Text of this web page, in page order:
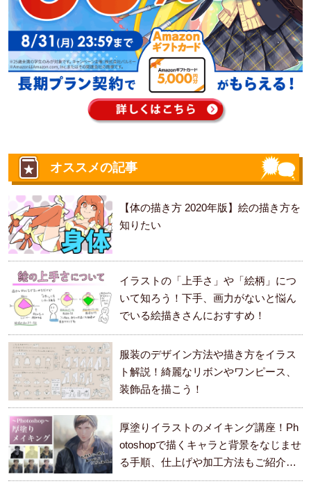
オススメの記事
【体の描き方 2020年版】絵の描き方を
知りたい
イラストの「上手さ」や「絵柄」につ
いて知ろう！下手、画力がないと悩ん
でいる絵描きさんにおすすめ！
服装のデザイン方法や描き方をイラス
ト解説！綺麗なリボンやワンピース、
装飾品を描こう！
厚塗りイラストのメイキング講座！Ph
otoshopで描くキャラと背景をなじませ
る手順、仕上げや加工方法もご紹介し
ます。